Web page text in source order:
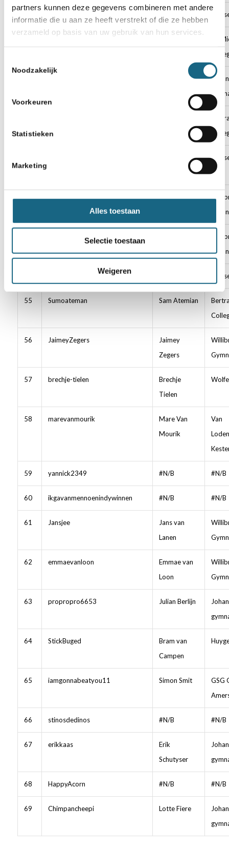
partners kunnen deze gegevens combineren met andere
informatie die u aan ze heeft verstrekt of die ze hebben
verzameld op basis van uw gebruik van hun services.
Noodzakelijk
Voorkeuren
Statistieken
Marketing
Alles toestaan
Selectie toestaan
Weigeren
betlemgarcia
St.
Lindenberg
52 Moaeed78
Moaeed
Teun-schaken
Manders
55 Sumoateman Sam Atemian
56 JaimeyZegers
Jaimey
Zegers
57 brechje-tielen
Brechje
Tielen
58 marevanmourik
Mare Van
Mourik
Van
59 yannick2349 #N/B #N/B
60 ikgavanmennoenindywinnen #N/B #N/B
61 Jansjee
Jans van
Lanen
62 emmaevanloon
Emmae van
Loon
63 propropro6653 Julian Berlijn
64 StickBuged
Bram van
Campen
65 iamgonnabeatyou11 Simon Smit
GSG
66 stinosdedinos #N/B #N/B
67 erikkaas
Erik
Schutyser
68 HappyAcorn #N/B #N/B
69 Chimpancheepi Lotte Fiere